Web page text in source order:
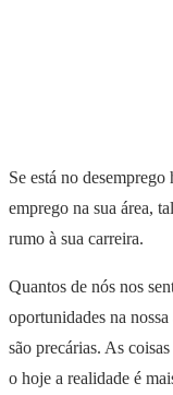
Se está no
emprego na sua área,
rumo à sua carreira.
Quantos de nós nos
oportunidades na
são precárias. As
o hoje a realidade é